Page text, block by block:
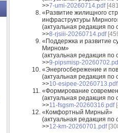
>>7-umi-20260714.pdf
«Развитие жилищного
инфраструктуры
(актуальная редакция
>>8-rjsiii-20260714.pdf
«Поддержка и развитие
Мирном»
(актуальная редакция
>>9-pipsmisp-
«Энергосбережение и
(актуальная редакция
>>10-esipee-20260713.pdf
«Формирование
(актуальная редакция
>>11-fsgsm-20260316.pdf
«Комфортный Мирный»
(актуальная редакция
>>12-km-20260701.pdf